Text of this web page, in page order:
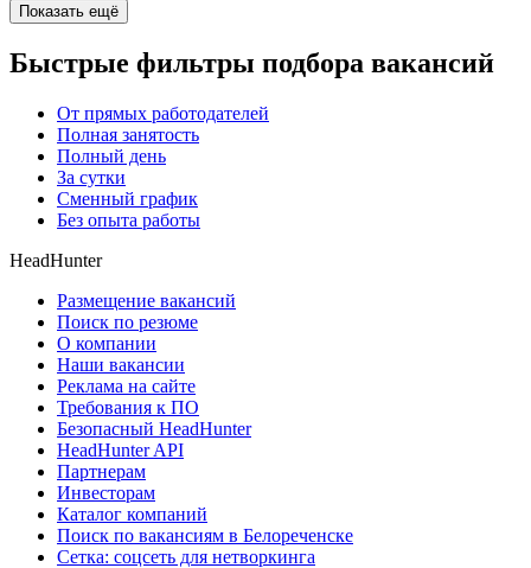
Показать ещё
Быстрые фильтры подбора вакансий
От прямых работодателей
Полная занятость
Полный день
За сутки
Сменный график
Без опыта работы
HeadHunter
Размещение вакансий
Поиск по резюме
О компании
Наши вакансии
Реклама на сайте
Требования к ПО
Безопасный HeadHunter
HeadHunter API
Партнерам
Инвесторам
Каталог компаний
Поиск по вакансиям в Белореченске
Сетка: соцсеть для нетворкинга